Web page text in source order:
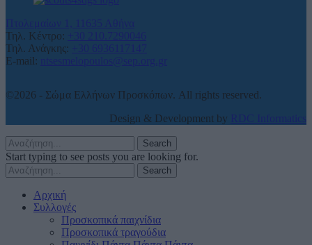
Πτολεμαίων 1, 11635 Αθήνα
Τηλ. Κέντρο:
+30 210.7290046
Τηλ. Ανάγκης:
+30 6936117147
E-mail:
ntsesmelopoulos@sep.org.gr
©2026 - Σώμα Ελλήνων Προσκόπων. All rights reserved.
Design & Development by RDC Informatics
Search
Start typing to see posts you are looking for.
Search
Αρχική
Συλλογές
Προσκοπικά παιχνίδια
Προσκοπικά τραγούδια